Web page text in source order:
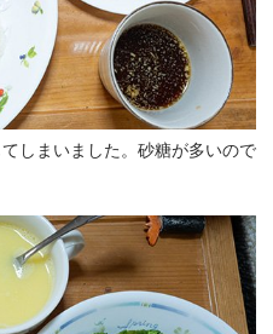
しまいました。砂糖が多いので